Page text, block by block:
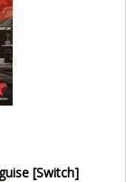
[Switch]